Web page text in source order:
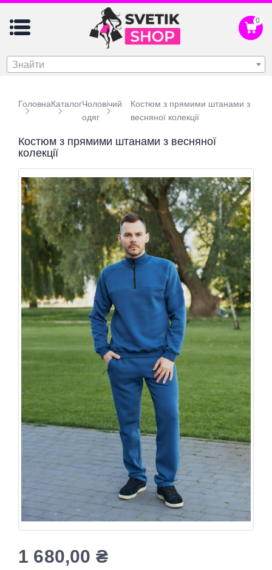
0
Знайти
ГоловнаКаталогЧоловічий
одяг
Костюм з прямими штанами з
весняної колекції
Костюм з прямими штанами з весняної
колекції
1 680,00 ₴